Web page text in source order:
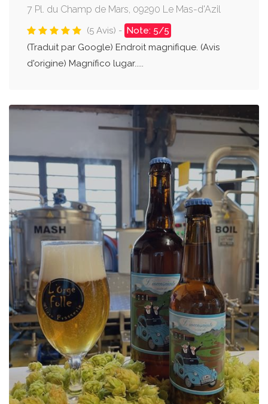
7 Pl. du Champ de Mars, 09290 Le Mas-d'Azil
(5 Avis) - Note: 5/5
(Traduit par Google) Endroit magnifique. (Avis
d'origine) Magnífico lugar.....